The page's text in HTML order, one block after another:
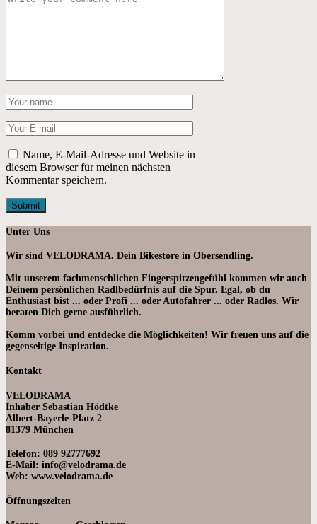
Name, E-Mail-Adresse und Website in
diesem Browser für meinen nächsten
Kommentar speichern.
Unter Uns
Wir sind VELODRAMA. Dein Bikestore in Obersendling.
Mit unserem fachmenschlichen Fingerspitzengefühl kommen wir auch
Deinem persönlichen Radlbedürfnis auf die Spur. Egal, ob du
Enthusiast bist ... oder Profi ... oder Autofahrer ... oder Radlos. Wir
beraten Dich gerne ausführlich.
Komm vorbei und entdecke die Möglichkeiten! Wir freuen uns auf die
gegenseitige Inspiration.
Kontakt
VELODRAMA
Inhaber Sebastian Hödtke
Albert-Bayerle-Platz 2
81379 München
Telefon: 089 92777692
E-Mail: info@velodrama.de
Web: www.velodrama.de
Öffnungszeiten